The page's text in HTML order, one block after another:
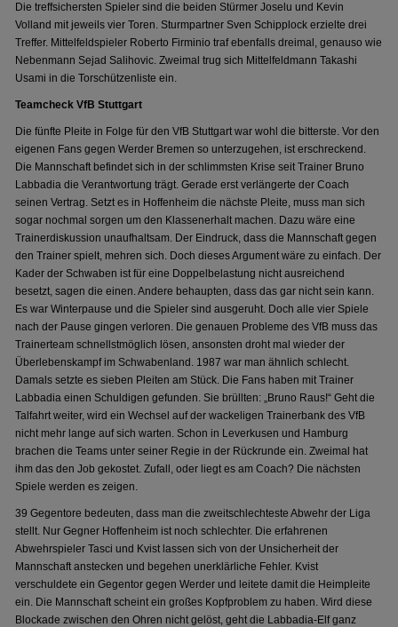
Die treffsichersten Spieler sind die beiden Stürmer Joselu und Kevin
Volland mit jeweils vier Toren. Sturmpartner Sven Schipplock erzielte drei
Treffer. Mittelfeldspieler Roberto Firminio traf ebenfalls dreimal, genauso wie
Nebenmann Sejad Salihovic. Zweimal trug sich Mittelfeldmann Takashi
Usami in die Torschützenliste ein.
Teamcheck VfB Stuttgart
Die fünfte Pleite in Folge für den VfB Stuttgart war wohl die bitterste. Vor den
eigenen Fans gegen Werder Bremen so unterzugehen, ist erschreckend.
Die Mannschaft befindet sich in der schlimmsten Krise seit Trainer Bruno
Labbadia die Verantwortung trägt. Gerade erst verlängerte der Coach
seinen Vertrag. Setzt es in Hoffenheim die nächste Pleite, muss man sich
sogar nochmal sorgen um den Klassenerhalt machen. Dazu wäre eine
Trainerdiskussion unaufhaltsam. Der Eindruck, dass die Mannschaft gegen
den Trainer spielt, mehren sich. Doch dieses Argument wäre zu einfach. Der
Kader der Schwaben ist für eine Doppelbelastung nicht ausreichend
besetzt, sagen die einen. Andere behaupten, dass das gar nicht sein kann.
Es war Winterpause und die Spieler sind ausgeruht. Doch alle vier Spiele
nach der Pause gingen verloren. Die genauen Probleme des VfB muss das
Trainerteam schnellstmöglich lösen, ansonsten droht mal wieder der
Überlebenskampf im Schwabenland. 1987 war man ähnlich schlecht.
Damals setzte es sieben Pleiten am Stück. Die Fans haben mit Trainer
Labbadia einen Schuldigen gefunden. Sie brüllten: „Bruno Raus!“ Geht die
Talfahrt weiter, wird ein Wechsel auf der wackeligen Trainerbank des VfB
nicht mehr lange auf sich warten. Schon in Leverkusen und Hamburg
brachen die Teams unter seiner Regie in der Rückrunde ein. Zweimal hat
ihm das den Job gekostet. Zufall, oder liegt es am Coach? Die nächsten
Spiele werden es zeigen.
39 Gegentore bedeuten, dass man die zweitschlechteste Abwehr der Liga
stellt. Nur Gegner Hoffenheim ist noch schlechter. Die erfahrenen
Abwehrspieler Tasci und Kvist lassen sich von der Unsicherheit der
Mannschaft anstecken und begehen unerklärliche Fehler. Kvist
verschuldete ein Gegentor gegen Werder und leitete damit die Heimpleite
ein. Die Mannschaft scheint ein großes Kopfproblem zu haben. Wird diese
Blockade zwischen den Ohren nicht gelöst, geht die Labbadia-Elf ganz